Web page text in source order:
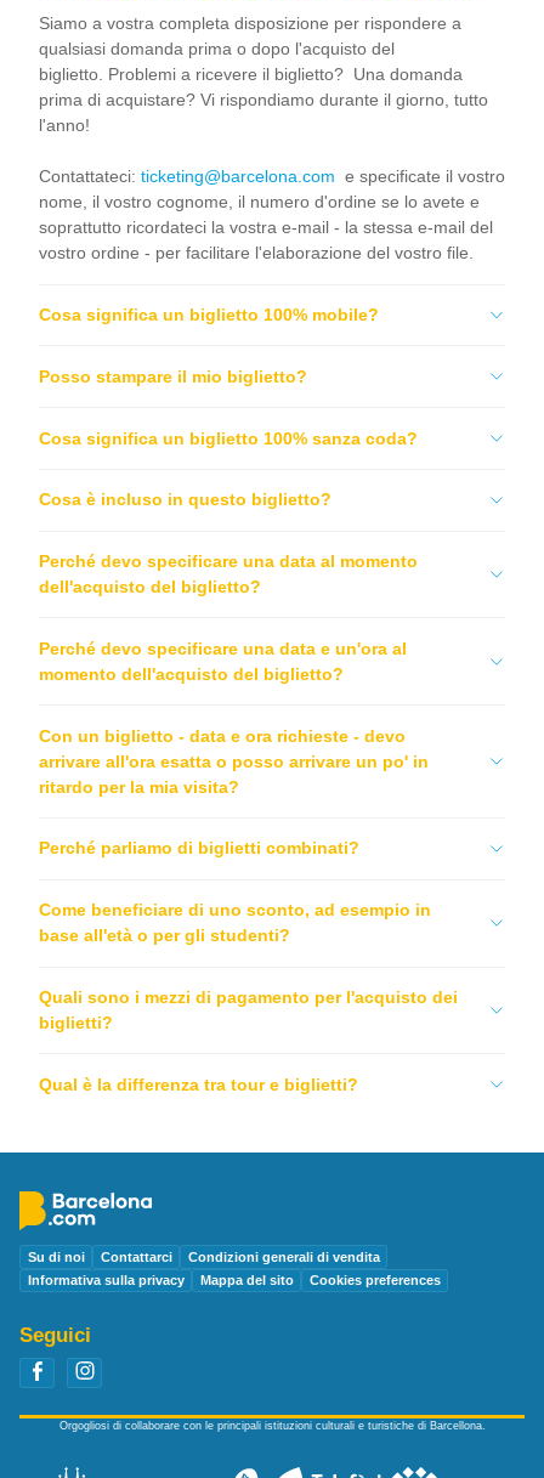
Siamo a vostra completa disposizione per rispondere a
qualsiasi domanda prima o dopo l'acquisto del
biglietto. Problemi a ricevere il biglietto? Una domanda
prima di acquistare? Vi rispondiamo durante il giorno, tutto
l'anno!
Contattateci: ticketing@barcelona.com e specificate il vostro
nome, il vostro cognome, il numero d'ordine se lo avete e
soprattutto ricordateci la vostra e-mail - la stessa e-mail del
vostro ordine - per facilitare l'elaborazione del vostro file.
Cosa significa un biglietto 100% mobile?
Posso stampare il mio biglietto?
Cosa significa un biglietto 100% sanza coda?
Cosa è incluso in questo biglietto?
Perché devo specificare una data al momento
dell'acquisto del biglietto?
Perché devo specificare una data e un'ora al
momento dell'acquisto del biglietto?
Con un biglietto - data e ora richieste - devo
arrivare all'ora esatta o posso arrivare un po' in
ritardo per la mia visita?
Perché parliamo di biglietti combinati?
Come beneficiare di uno sconto, ad esempio in
base all'età o per gli studenti?
Quali sono i mezzi di pagamento per l'acquisto dei
biglietti?
Qual è la differenza tra tour e biglietti?
Su di noi Contattarci
Condizioni generali di vendita
Informativa sulla privacy
Mappa del sito Cookies preferences
Seguici
Orgogliosi di collaborare con le principali istituzioni culturali e turistiche di Barcellona.